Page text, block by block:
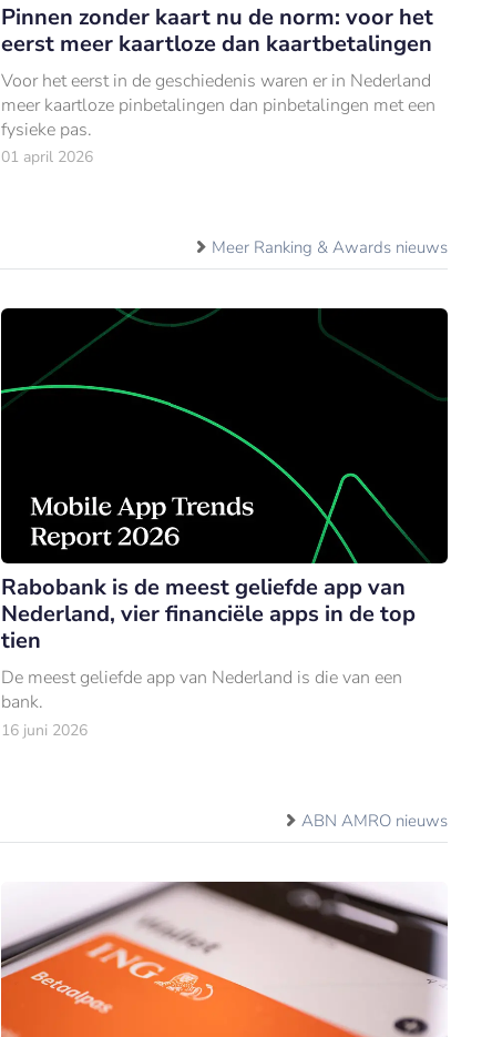
Pinnen zonder kaart nu de norm: voor het
eerst meer kaartloze dan kaartbetalingen
Voor het eerst in de geschiedenis waren er in Nederland
meer kaartloze pinbetalingen dan pinbetalingen met een
fysieke pas.
01 april 2026
Meer Ranking & Awards nieuws
Rabobank is de meest geliefde app van
Nederland, vier financiële apps in de top
tien
De meest geliefde app van Nederland is die van een
bank.
16 juni 2026
ABN AMRO nieuws